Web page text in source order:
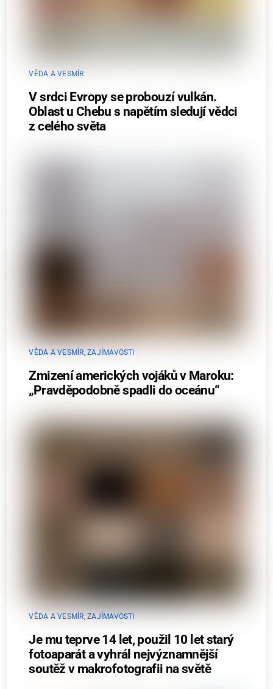
VĚDA A VESMÍR
V srdci Evropy se probouzí vulkán.
Oblast u Chebu s napětím sledují vědci
z celého světa
VĚDA A VESMÍR,ZAJÍMAVOSTI
Zmizení amerických vojáků v Maroku:
„Pravděpodobně spadli do oceánu“
VĚDA A VESMÍR ,ZAJÍMAVOSTI
Je mu teprve 14 let, použil 10 let starý
fotoaparát a vyhrál nejvýznamnější
soutěž v makrofotografii na světě